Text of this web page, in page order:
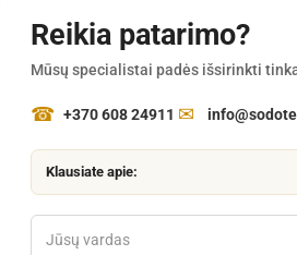
Reikia patarimo?
Mūsų specialistai padės išsirinkti
+370 608 24911
Klausiate apie: